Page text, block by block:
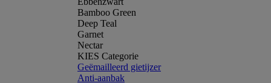
Bamboo Green
Deep Teal
Garnet
Nectar
KIES Categorie
Geëmailleerd gietijzer
Anti-aanbak